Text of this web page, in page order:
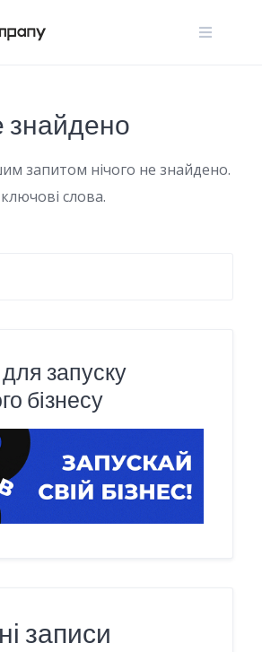
знайдено
запитом нічого не знайдено.
слова.
для запуску
бізнесу
записи